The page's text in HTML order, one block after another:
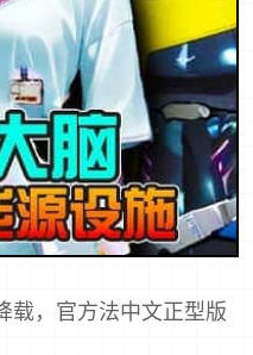
载，官方法中文正型版